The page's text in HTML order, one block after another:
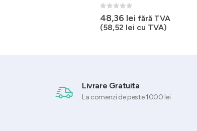
0out of 5
48,36 lei fără TVA
(58,52 lei cu TVA)
Livrare Gratuita
La comenzi de peste 1000 lei